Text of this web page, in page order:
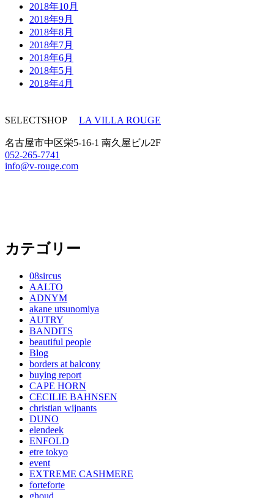
2018年10月
2018年9月
2018年8月
2018年7月
2018年6月
2018年5月
2018年4月
SELECTSHOP LA VILLA ROUGE
名古屋市中区栄5-16-1 南久屋ビル2F
052-265-7741
info@v-rouge.com
カテゴリー
08sircus
AALTO
ADNYM
akane utsunomiya
AUTRY
BANDITS
beautiful people
Blog
borders at balcony
buying report
CAPE HORN
CECILIE BAHNSEN
christian wijnants
DUNO
elendeek
ENFOLD
etre tokyo
event
EXTREME CASHMERE
forteforte
ghoud